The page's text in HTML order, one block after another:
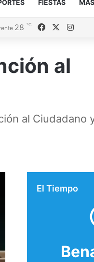
FIESTAS MÁS
28 ℃ Facebook
al
al Ciudadano
El Tiempo